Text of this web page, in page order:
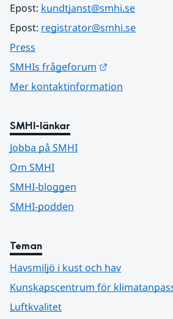
Epost: kundtjanst@smhi.se
Epost: registrator@smhi.se
Press
SMHIs frågeforum
Mer kontaktinformation
SMHI-länkar
Jobba på SMHI
Om SMHI
SMHI-bloggen
SMHI-podden
Teman
Havsmiljö i kust och hav
Kunskapscentrum för
Luftkvalitet